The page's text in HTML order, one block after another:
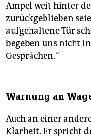
Ampel weit hinter
zurückgeblieben
aufgehaltene Tür
begeben uns nicht
Gesprächen.“
Warnung an
Auch an einer
Klarheit. Er spricht